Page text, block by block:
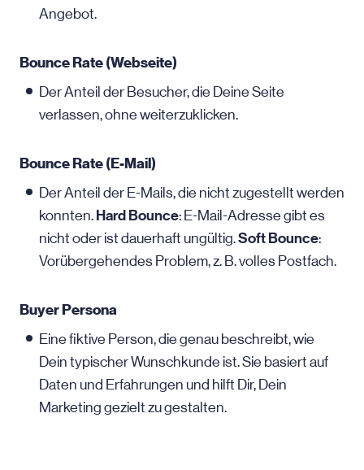
Angebot.
Bounce Rate (Webseite)
Der Anteil der Besucher, die Deine Seite
verlassen, ohne weiterzuklicken.
Bounce Rate (E-Mail)
Der Anteil der E-Mails, die nicht zugestellt werden
konnten. Hard Bounce: E-Mail-Adresse gibt es
nicht oder ist dauerhaft ungültig.Soft Bounce:
Vorübergehendes Problem, z. B. volles Postfach.
Buyer Persona
Eine fiktive Person, die genau beschreibt, wie
Dein typischer Wunschkunde ist. Sie basiert auf
Daten und Erfahrungen und hilft Dir, Dein
Marketing gezielt zu gestalten.